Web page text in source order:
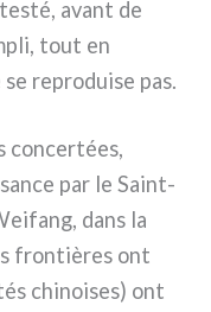
avant de
tout en
repro­dui­se pas.
con­cer­tées,
par le Saint-
dans la
fron­tiè­res ont
chi­noi­ses) ont